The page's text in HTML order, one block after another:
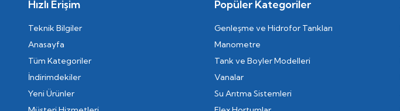
Hızlı Erişim
Teknik Bilgiler
Anasayfa
Tüm Kategoriler
İndirimdekiler
Yeni Ürünler
Popüler Kategoriler
Genleşme ve Hidrofor Tankları
Manometre
Tank ve Boyler Modelleri
Vanalar
Su Arıtma Sistemleri